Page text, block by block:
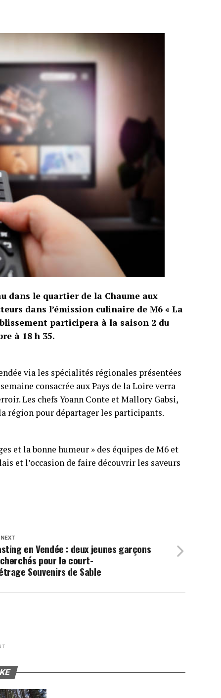
dans le quartier de la Chaume aux
dans l’émission culinaire de M6 « La
participera à la saison 2 du
à 18 h 35.
via les spécialités régionales présentées
consacrée aux Pays de la Loire verra
Les chefs Yoann Conte et Mallory Gabsi,
région pour départager les participants.
et la bonne humeur » des équipes de M6 et
et l’occasion de faire découvrir les saveurs
en Vendée : deux jeunes garçons
pour le court-
Souvenirs de Sable